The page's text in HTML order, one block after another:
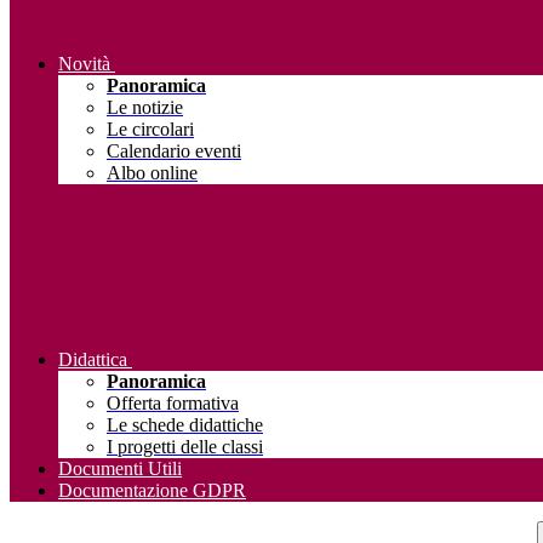
Novità
Panoramica
Le notizie
Le circolari
Calendario eventi
Albo online
Didattica
Panoramica
Offerta formativa
Le schede didattiche
I progetti delle classi
Documenti Utili
Documentazione GDPR